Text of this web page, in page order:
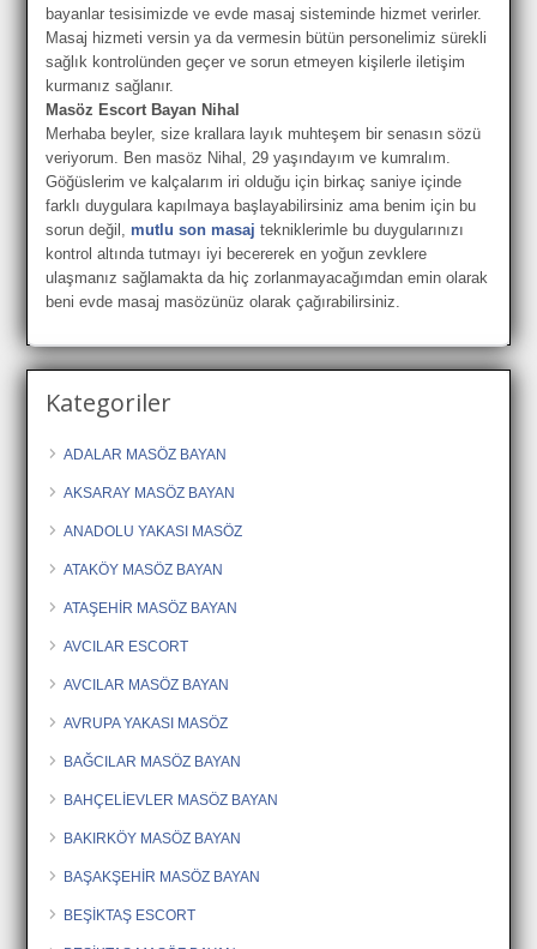
bayanlar tesisimizde ve evde masaj sisteminde hizmet verirler.
Masaj hizmeti versin ya da vermesin bütün personelimiz sürekli
sağlık kontrolünden geçer ve sorun etmeyen kişilerle iletişim
kurmanız sağlanır.
Masöz Escort Bayan Nihal
Merhaba beyler, size krallara layık muhteşem bir senasın sözü
veriyorum. Ben masöz Nihal, 29 yaşındayım ve kumralım.
Göğüslerim ve kalçalarım iri olduğu için birkaç saniye içinde
farklı duygulara kapılmaya başlayabilirsiniz ama benim için bu
sorun değil, mutlu son masaj tekniklerimle bu duygularınızı
kontrol altında tutmayı iyi becererek en yoğun zevklere
ulaşmanız sağlamakta da hiç zorlanmayacağımdan emin olarak
beni evde masaj masözünüz olarak çağırabilirsiniz.
Kategoriler
ADALAR MASÖZ BAYAN
AKSARAY MASÖZ BAYAN
ANADOLU YAKASI MASÖZ
ATAKÖY MASÖZ BAYAN
ATAŞEHİR MASÖZ BAYAN
AVCILAR ESCORT
AVCILAR MASÖZ BAYAN
AVRUPA YAKASI MASÖZ
BAĞCILAR MASÖZ BAYAN
BAHÇELİEVLER MASÖZ BAYAN
BAKIRKÖY MASÖZ BAYAN
BAŞAKŞEHİR MASÖZ BAYAN
BEŞİKTAŞ ESCORT